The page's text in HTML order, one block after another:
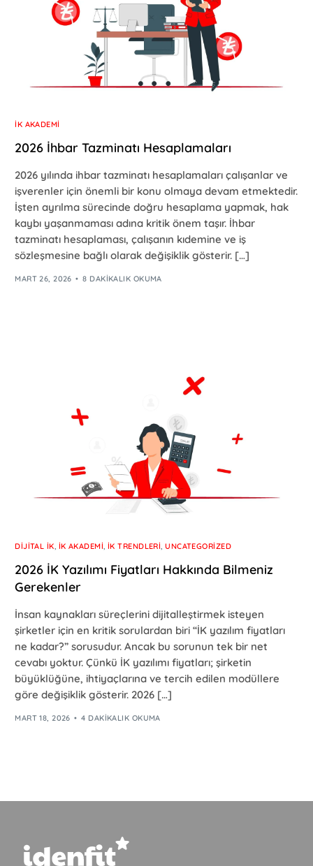
İK AKADEMI
2026 İhbar Tazminatı Hesaplamaları
2026 yılında ihbar tazminatı hesaplamaları çalışanlar ve
işverenler için önemli bir konu olmaya devam etmektedir.
İşten ayrılma sürecinde doğru hesaplama yapmak, hak
kaybı yaşanmaması adına kritik önem taşır. İhbar
tazminatı hesaplaması, çalışanın kıdemine ve iş
sözleşmesine bağlı olarak değişiklik gösterir. […]
MART 26, 2026 8 DAKIKALIK OKUMA
DIJITAL İK, İK AKADEMI, İK TRENDLERI,UNCATEGORIZED
2026 İK Yazılımı Fiyatları Hakkında Bilmeniz
Gerekenler
İnsan kaynakları süreçlerini dijitalleştirmek isteyen
şirketler için en kritik sorulardan biri “İK yazılım fiyatları
ne kadar?” sorusudur. Ancak bu sorunun tek bir net
cevabı yoktur. Çünkü İK yazılımı fiyatları; şirketin
büyüklüğüne, ihtiyaçlarına ve tercih edilen modüllere
göre değişiklik gösterir. 2026 […]
MART 18, 2026 4 DAKIKALIK OKUMA